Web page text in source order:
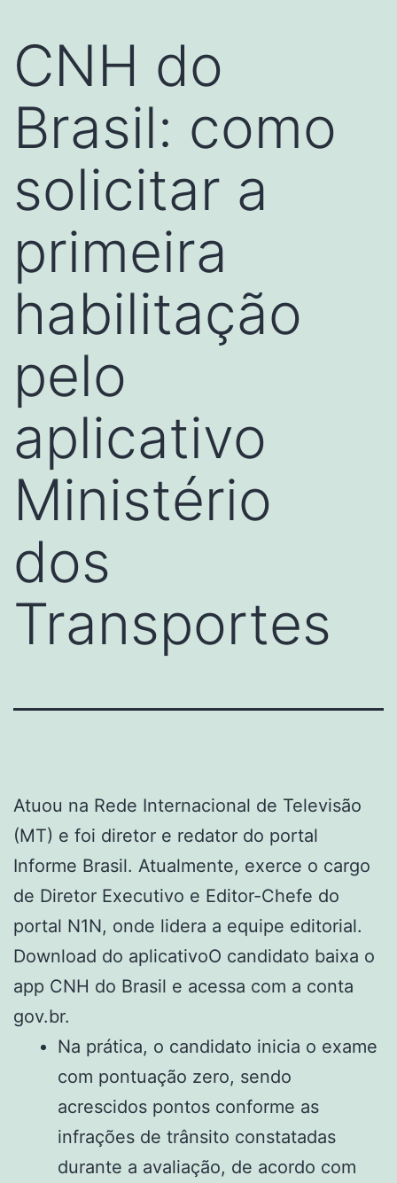
CNH do
Brasil: como
solicitar a
primeira
habilitação
pelo
aplicativo
Ministério
dos
Transportes
Atuou na Rede Internacional de Televisão
(MT) e foi diretor e redator do portal
Informe Brasil. Atualmente, exerce o cargo
de Diretor Executivo e Editor-Chefe do
portal N1N, onde lidera a equipe editorial.
Download do aplicativoO candidato baixa o
app CNH do Brasil e acessa com a conta
gov.br.
Na prática, o candidato inicia o exame
com pontuação zero, sendo
acrescidos pontos conforme as
infrações de trânsito constatadas
durante a avaliação, de acordo com